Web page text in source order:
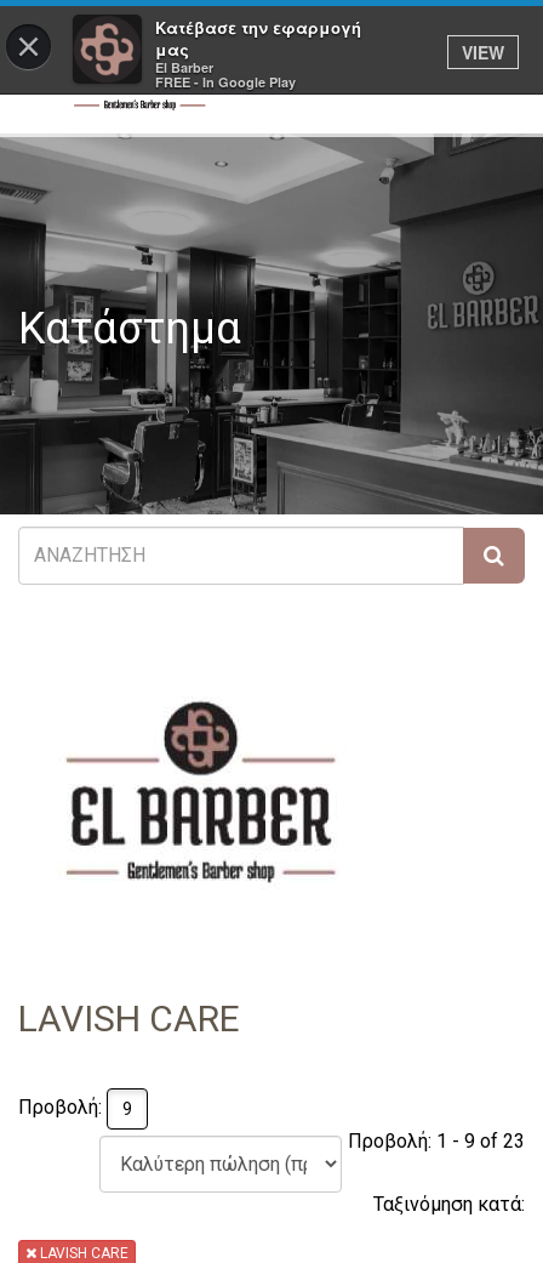
×
Κατέβασε την εφαρμογή
μας
El Barber
FREE - In Google Play
VIEW
Κατάστημα
LAVISH CARE
Προβολή: 9
Προβολή: 1 - 9 of 23
Ταξινόμηση κατά:
LAVISH CARE